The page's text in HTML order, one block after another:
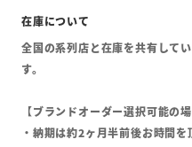
全国の系列店と在庫を共有して
す。
【ブランドオーダー選択可能の場
・納期は約2ヶ月半前後お時間を